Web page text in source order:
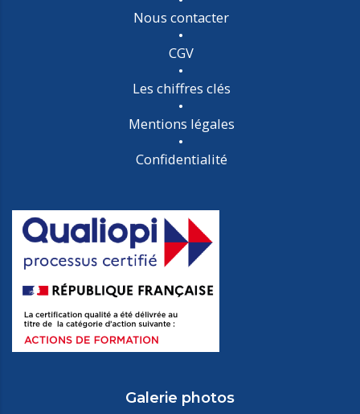
Nous contacter
CGV
Les chiffres clés
Mentions légales
Confidentialité
Galerie photos